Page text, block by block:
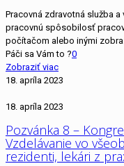
Pracovná zdravotná služba
pracovnú spôsobilosť
počítačom alebo inými
Páči sa Vám to ?0
Zobraziť viac
18. apríla 2023
18. apríla 2023
Pozvánka 8 –
Vzdelávanie vo
rezidenti, lekári z